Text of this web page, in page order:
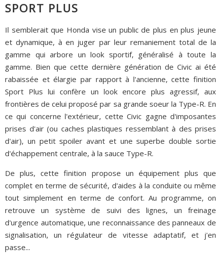
SPORT PLUS
Il semblerait que Honda vise un public de plus en plus jeune
et dynamique, à en juger par leur remaniement total de la
gamme qui arbore un look sportif, généralisé à toute la
gamme. Bien que cette dernière génération de Civic ai été
rabaissée et élargie par rapport à l'ancienne, cette finition
Sport Plus lui confère un look encore plus agressif, aux
frontières de celui proposé par sa grande soeur la Type-R. En
ce qui concerne l'extérieur, cette Civic gagne d'imposantes
prises d'air (ou caches plastiques ressemblant à des prises
d'air), un petit spoiler avant et une superbe double sortie
d'échappement centrale, à la sauce Type-R.
De plus, cette finition propose un équipement plus que
complet en terme de sécurité, d'aides à la conduite ou même
tout simplement en terme de confort. Au programme, on
retrouve un système de suivi des lignes, un freinage
d'urgence automatique, une reconnaissance des panneaux de
signalisation, un régulateur de vitesse adaptatif, et j'en
passe...